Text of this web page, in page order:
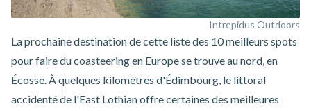
Intrepidus Outdoors
La prochaine destination de cette liste des 10 meilleurs spots
pour faire du coasteering en Europe se trouve au nord, en
Écosse. À quelques kilomètres d'Édimbourg, le littoral
accidenté de l'East Lothian offre certaines des meilleures